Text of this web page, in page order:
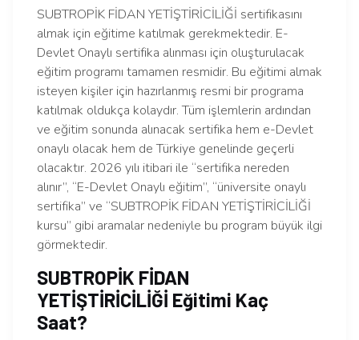
SUBTROPİK FİDAN YETİŞTİRİCİLİĞİ sertifikasını
almak için eğitime katılmak gerekmektedir. E-
Devlet Onaylı sertifika alınması için oluşturulacak
eğitim programı tamamen resmidir. Bu eğitimi almak
isteyen kişiler için hazırlanmış resmi bir programa
katılmak oldukça kolaydır. Tüm işlemlerin ardından
ve eğitim sonunda alınacak sertifika hem e-Devlet
onaylı olacak hem de Türkiye genelinde geçerli
olacaktır. 2026 yılı itibari ile “sertifika nereden
alınır”, “E-Devlet Onaylı eğitim”, “üniversite onaylı
sertifika” ve “SUBTROPİK FİDAN YETİŞTİRİCİLİĞİ
kursu” gibi aramalar nedeniyle bu program büyük ilgi
görmektedir.
SUBTROPİK FİDAN
YETİŞTİRİCİLİĞİ Eğitimi Kaç
Saat?